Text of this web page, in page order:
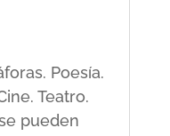
Poesía.
Teatro.
pueden